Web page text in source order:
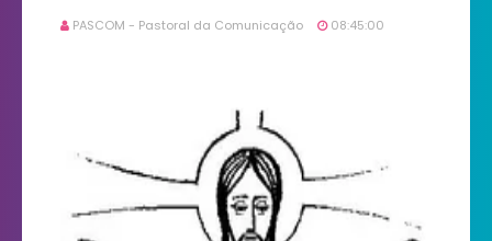
PASCOM - Pastoral da Comunicação 08:45:00